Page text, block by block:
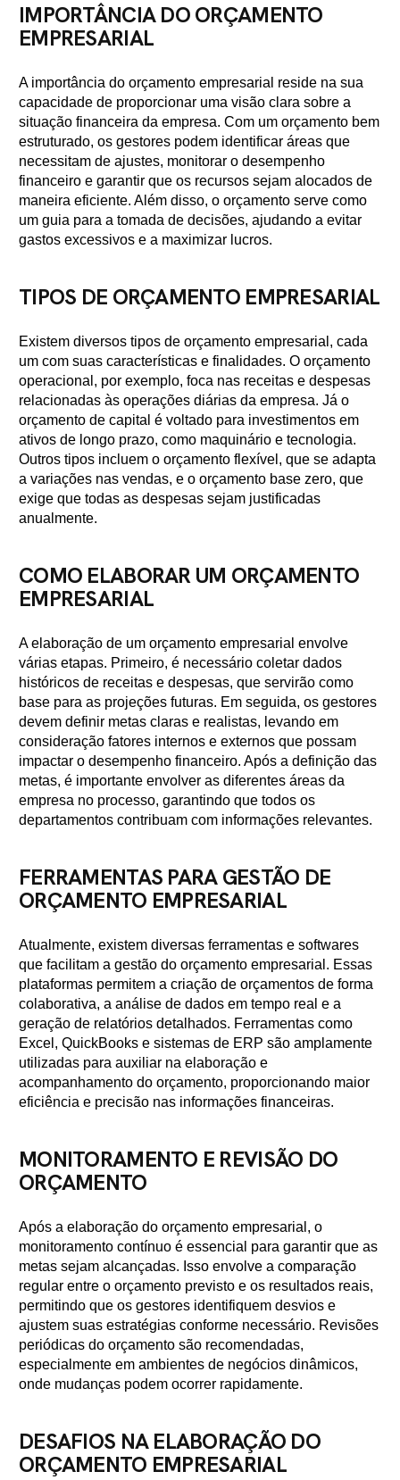
IMPORTÂNCIA DO ORÇAMENTO
EMPRESARIAL
A importância do orçamento empresarial reside na sua
capacidade de proporcionar uma visão clara sobre a
situação financeira da empresa. Com um orçamento bem
estruturado, os gestores podem identificar áreas que
necessitam de ajustes, monitorar o desempenho
financeiro e garantir que os recursos sejam alocados de
maneira eficiente. Além disso, o orçamento serve como
um guia para a tomada de decisões, ajudando a evitar
gastos excessivos e a maximizar lucros.
TIPOS DE ORÇAMENTO EMPRESARIAL
Existem diversos tipos de orçamento empresarial, cada
um com suas características e finalidades. O orçamento
operacional, por exemplo, foca nas receitas e despesas
relacionadas às operações diárias da empresa. Já o
orçamento de capital é voltado para investimentos em
ativos de longo prazo, como maquinário e tecnologia.
Outros tipos incluem o orçamento flexível, que se adapta
a variações nas vendas, e o orçamento base zero, que
exige que todas as despesas sejam justificadas
anualmente.
COMO ELABORAR UM ORÇAMENTO
EMPRESARIAL
A elaboração de um orçamento empresarial envolve
várias etapas. Primeiro, é necessário coletar dados
históricos de receitas e despesas, que servirão como
base para as projeções futuras. Em seguida, os gestores
devem definir metas claras e realistas, levando em
consideração fatores internos e externos que possam
impactar o desempenho financeiro. Após a definição das
metas, é importante envolver as diferentes áreas da
empresa no processo, garantindo que todos os
departamentos contribuam com informações relevantes.
FERRAMENTAS PARA GESTÃO DE
ORÇAMENTO EMPRESARIAL
Atualmente, existem diversas ferramentas e softwares
que facilitam a gestão do orçamento empresarial. Essas
plataformas permitem a criação de orçamentos de forma
colaborativa, a análise de dados em tempo real e a
geração de relatórios detalhados. Ferramentas como
Excel, QuickBooks e sistemas de ERP são amplamente
utilizadas para auxiliar na elaboração e
acompanhamento do orçamento, proporcionando maior
eficiência e precisão nas informações financeiras.
MONITORAMENTO E REVISÃO DO
ORÇAMENTO
Após a elaboração do orçamento empresarial, o
monitoramento contínuo é essencial para garantir que as
metas sejam alcançadas. Isso envolve a comparação
regular entre o orçamento previsto e os resultados reais,
permitindo que os gestores identifiquem desvios e
ajustem suas estratégias conforme necessário. Revisões
periódicas do orçamento são recomendadas,
especialmente em ambientes de negócios dinâmicos,
onde mudanças podem ocorrer rapidamente.
DESAFIOS NA ELABORAÇÃO DO
ORÇAMENTO EMPRESARIAL